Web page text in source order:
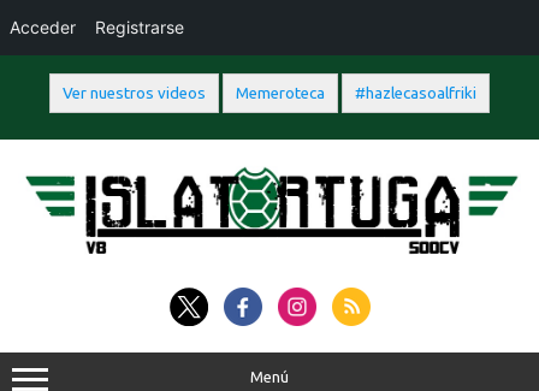
Ver nuestros videos Memeroteca #hazlecasoalfriki
contenido
Menú
Acceder Registrarse